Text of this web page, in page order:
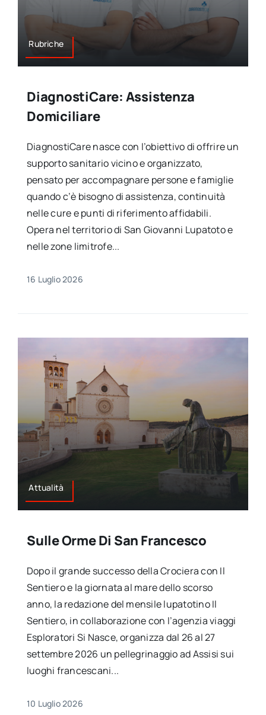
Rubriche
DiagnostiCare: Assistenza
Domiciliare
DiagnostiCare nasce con l’obiettivo di offrire un
supporto sanitario vicino e organizzato,
pensato per accompagnare persone e famiglie
quando c’è bisogno di assistenza, continuità
nelle cure e punti di riferimento affidabili.
Opera nel territorio di San Giovanni Lupatoto e
nelle zone limitrofe...
16 Luglio 2026
Attualità
Sulle Orme Di San Francesco
Dopo il grande successo della Crociera con Il
Sentiero e la giornata al mare dello scorso
anno, la redazione del mensile lupatotino Il
Sentiero, in collaborazione con l’agenzia viaggi
Esploratori Si Nasce, organizza dal 26 al 27
settembre 2026 un pellegrinaggio ad Assisi sui
luoghi francescani...
10 Luglio 2026